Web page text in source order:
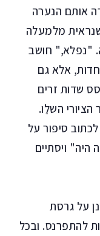
אותם הנערה
מלמעלה
"נפלא," חושב
אלא גם
שדות זרים
השלֵו.
סיפור על
היה" ויסתיים
על גרסת
להתפרנס. ובכל